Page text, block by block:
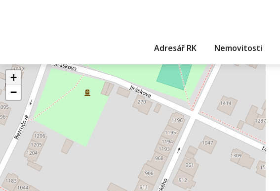
Adresář RK Nemovitosti
+
−